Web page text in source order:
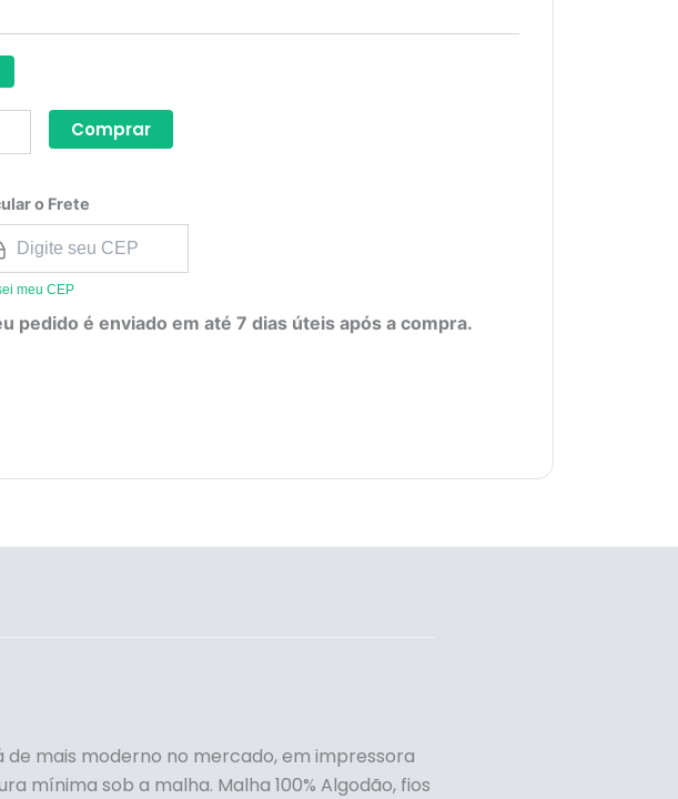
Comprar
o Frete
meu CEP
pedido é enviado em até 7 dias úteis após a compra.
mais moderno no mercado, em impressora
mínima sob a malha. Malha 100% Algodão, fios